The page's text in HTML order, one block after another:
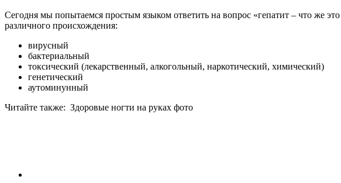
Сегодня мы попытаемся простым языком ответить на вопрос «гепатит – что же
различного происхождения:
вирусный
бактериальный
токсический (лекарственный, алкогольный, наркотический, химический)
генетический
аутоминунный
Читайте также: Здоровые ногти на руках фото